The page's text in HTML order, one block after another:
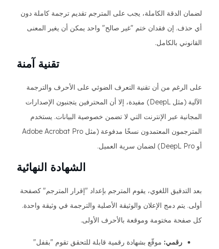
لضمان الدقة الكاملة، يجب على المترجم تقديم ترجمة كاملة دون
أي حذف. إن فقدان ختم "غير صالح" واحد يمكن أن يغير المعنى
القانوني بالكامل.
تقنية آمنة
على الرغم من أن تقنية التعرف الضوئي على الأحرف والترجمة
الآلية (مثل DeepL) مفيدة، إلا أن المحترفين يتجنبون الإصدارات
المجانية عبر الإنترنت التي لا تضمن خصوصية البيانات. يستخدم
المترجمون المعتمدون نسخًا مدفوعة (مثل Adobe Acrobat Pro
أو DeepL Pro) لضمان سرية العميل.
الشهادة النهائية
بعد التدقيق اللغوي، يقوم المترجم بإعداد "إقرار المترجم" كصفحة
أولى. يتم دمج الإعلان والوثيقة الأصلية والترجمة في وثيقة واحدة.
كل صفحة مختومة وموقعة بالأحرف الأولى.
رقمي: موقّع بشهادة رقمية قابلة للتحقق تقوم "بقفل"